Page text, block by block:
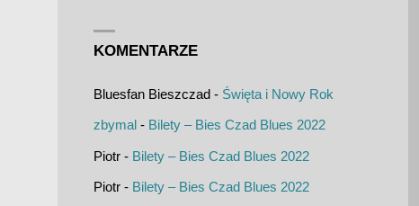
KOMENTARZE
Bluesfan Bieszczad- Święta i Nowy Rok
zbymal- Bilety – Bies Czad Blues 2022
Piotr- Bilety – Bies Czad Blues 2022
Piotr- Bilety – Bies Czad Blues 2022